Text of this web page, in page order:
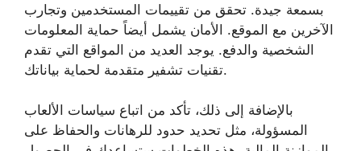
بسمعة جيدة. تحقق من تقييمات المستخدمين وتجارب
الآخرين مع الموقع. الأمان يشمل أيضاً حماية المعلومات
الشخصية والدفع. يوجد العديد من المواقع التي تقدم
تقنيات تشفير متقدمة لحماية بياناتك.
بالإضافة إلى ذلك، تأكد من اتباع سياسات الألعاب
المسؤولة، مثل تحديد حدود للرهانات والحفاظ على